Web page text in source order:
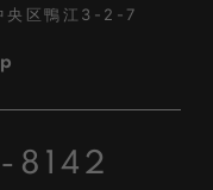
央区鴨江3-2-7